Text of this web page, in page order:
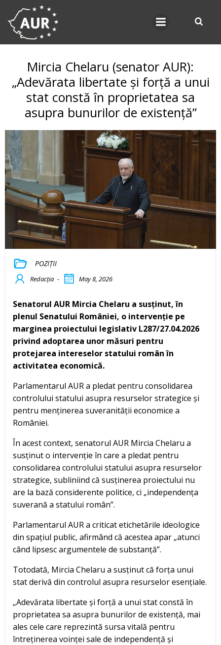
Mircia Chelaru (senator AUR):
„Adevărata libertate și forță a unui
stat constă în proprietatea sa
asupra bunurilor de existență”
POZIȚII
Redacția - May 8, 2026
Senatorul AUR Mircia Chelaru a susținut, în
plenul Senatului României, o intervenție pe
marginea proiectului legislativ L287/27.04.2026
privind adoptarea unor măsuri pentru
protejarea intereselor statului român în
activitatea economică.
Parlamentarul AUR a pledat pentru consolidarea
controlului statului asupra resurselor strategice și
pentru menținerea suveranității economice a
României.
În acest context, senatorul AUR Mircia Chelaru a
susținut o intervenție în care a pledat pentru
consolidarea controlului statului asupra resurselor
strategice, subliniind că susținerea proiectului nu
are la bază considerente politice, ci „independența
suverană a statului român”.
Parlamentarul AUR a criticat etichetările ideologice
din spațiul public, afirmând că acestea apar „atunci
când lipsesc argumentele de substanță”.
Totodată, Mircia Chelaru a susținut că forța unui
stat derivă din controlul asupra resurselor esențiale.
„Adevărata libertate și forță a unui stat constă în
proprietatea sa asupra bunurilor de existență, mai
ales cele care reprezintă sursa vitală pentru
întreținerea voinței sale de independență și